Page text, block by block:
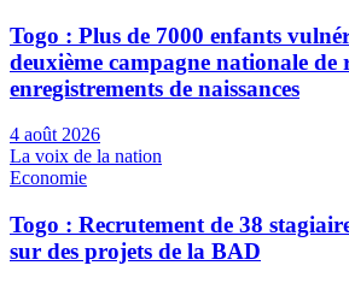
Togo : Plus de 7000 enfants
deuxième campagne nationale de
enregistrements de naissances
4 août 2026
La voix de la nation
Economie
Togo : Recrutement de 38
sur des projets de la BAD